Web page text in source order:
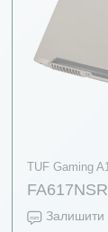
TUF Gaming
Залишити